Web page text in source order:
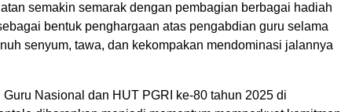
semakin semarak dengan pembagian berbagai hadiah
bentuk penghargaan atas pengabdian guru selama
senyum, tawa, dan kekompakan mendominasi jalannya
Nasional dan HUT PGRI ke-80 tahun 2025 di